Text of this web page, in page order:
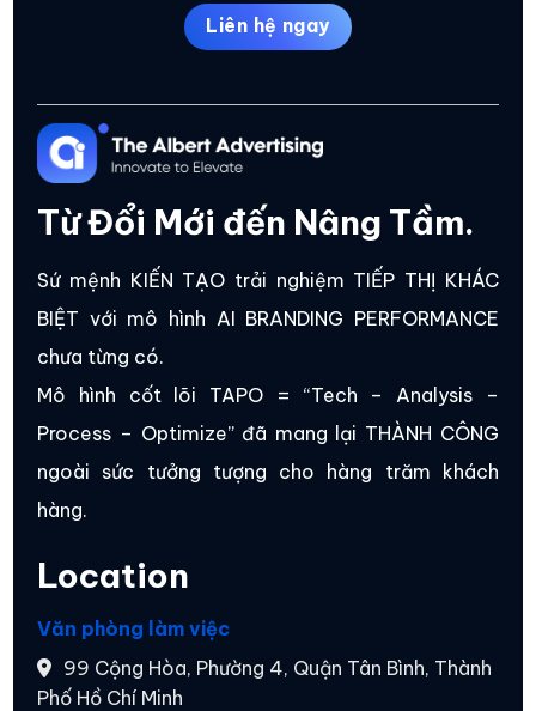
Liên hệ ngay
Từ Đổi Mới đến Nâng Tầm.
Sứ mệnh KIẾN TẠO trải nghiệm TIẾP THỊ KHÁC
BIỆT với mô hình AI BRANDING PERFORMANCE
chưa từng có.
Mô hình cốt lõi TAPO = “Tech – Analysis –
Process – Optimize” đã mang lại THÀNH CÔNG
ngoài sức tưởng tượng cho hàng trăm khách
hàng.
Location
Văn phòng làm việc
99 Cộng Hòa, Phường 4, Quận Tân Bình, Thành
Phố Hồ Chí Minh